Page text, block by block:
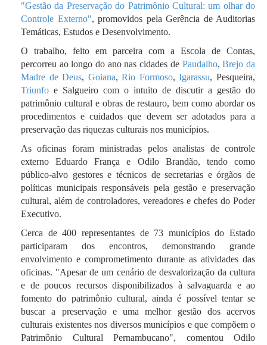
"Gestão da Preservação do Patrimônio Cultural: um olhar do
Controle Externo", promovidos pela Gerência de Auditorias
Temáticas, Estudos e Desenvolvimento.
O trabalho, feito em parceira com a Escola de Contas,
percorreu ao longo do ano nas cidades de Paudalho,Brejo da
Madre de Deus, Goiana,Rio Formoso,Igarassu, Pesqueira,
Triunfo e Salgueiro com o intuito de discutir a gestão do
patrimônio cultural e obras de restauro, bem como abordar os
procedimentos e cuidados que devem ser adotados para a
preservação das riquezas culturais nos municípios.
As oficinas foram ministradas pelos analistas de controle
externo Eduardo França e Odilo Brandão, tendo como
público-alvo gestores e técnicos de secretarias e órgãos de
políticas municipais responsáveis pela gestão e preservação
cultural, além de controladores, vereadores e chefes do Poder
Executivo.
Cerca de 400 representantes de 73 municípios do Estado
participaram dos encontros, demonstrando grande
envolvimento e comprometimento durante as atividades das
oficinas. "Apesar de um cenário de desvalorização da cultura
e de poucos recursos disponibilizados à salvaguarda e ao
fomento do patrimônio cultural, ainda é possível tentar se
buscar a preservação e uma melhor gestão dos acervos
culturais existentes nos diversos municípios e que compõem o
Patrimônio Cultural Pernambucano", comentou Odilo